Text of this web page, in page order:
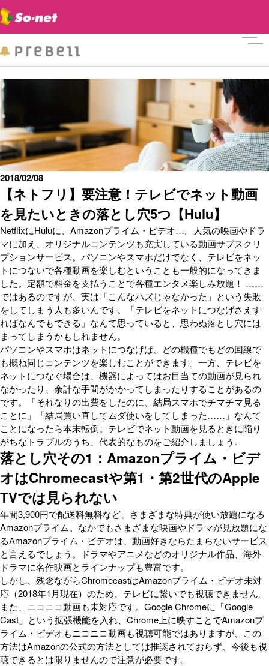
【ネトフリ】要注意！テレビでネット動画
を見たいときの落とし穴5つ【Hulu】
2018/02/08
NetflixにHuluに、Amazonプライム・ビデオ…。人気の映画やドラ
マに加え、オリジナルコンテンツも充実している動画サブスクリ
プションサービス。パソコンやスマホだけでなく、テレビをネッ
トにつないで各種動画を楽しむということも一般的になってきま
した。定額で料金を支払うことで各種エンタメ楽しみ放題！ ……
ではあるのですが、実は「こんなハズじゃなかった」という失敗
をしてしまう人も多いんです。「テレビをネットにつなげさえす
ればなんでもできる」なんて思っていると、思わぬ落とし穴には
まってしまうかもしれません。
パソコンやスマホはネットにつなげば、どの機種でもどの回線で
も概ね同じコンテンツを楽しむことができます。一方、テレビを
ネットにつなぐ場合は、機器によってはお目当ての動画が見られ
なかったり、余計な手間がかかってしまったりすることがあるの
です。「それなりの出費をしたのに、結局スマホでチマチマ見る
ことに」「結局買い直してムダ使いをしてしまった……」なんて
ことになったら本末転倒。テレビでネット動画を見るときに陥り
がちなトラブルのうち、代表的なものをご紹介しましょう。
落とし穴その1：Amazonプライム・ビデ
オはChromecastや第1・第2世代のApple
TVでは見られない
年間3,900円で配送料無料など、さまざまな特典が使い放題になる
Amazonプライム。なかでもさまざまな映画やドラマが見放題にな
るAmazonプライム・ビデオは、動画好きならたまらないサービス
と言えるでしょう。ドラマやアニメなどのオリジナル作品、海外
ドラマに名作映画とラインナップも豊富です。
しかし、残念ながらChromecastはAmazonプライム・ビデオ未対
応（2018年1月現在）のため、テレビに繋いでも視聴できません。
また、ニコニコ動画も未対応です。Google Chromeに「Google
Cast」という拡張機能を入れ、Chrome上に映すことでAmazonプ
ライム・ビデオもニコニコ動画も視聴可能ではありますが、この
方法はAmazonの公式の方法としては推奨されておらず、今後も視
聴できるとは限りませんので注意が必要です。